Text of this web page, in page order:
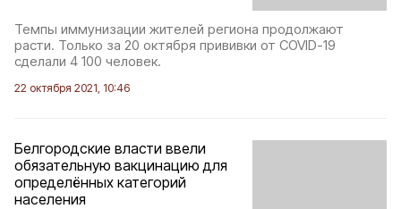
Темпы иммунизации жителей региона продолжают
расти. Только за 20 октября прививки от COVID-19
сделали 4 100 человек.
22 октября 2021, 10:46
Белгородские власти ввели
обязательную вакцинацию для
определённых категорий
населения